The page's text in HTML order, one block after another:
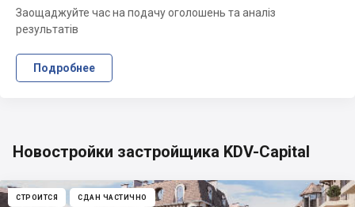
Заощаджуйте час на подачу оголошень та аналіз
результатів
Подробнее
Новостройки застройщика KDV-Capital
СТРОИТСЯ СДАН ЧАСТИЧНО